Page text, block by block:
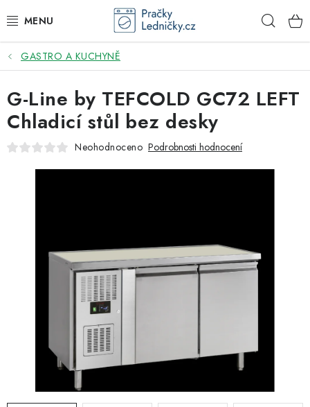
na
DODAVATEL
VESTAVNÉ SPOTŘEBIČE
VOLNĚ STOJÍCÍ SPOTŘEBIČE
DŘEZY A BATERIE
Doprava a platba
Garance nejnižší ceny
Montáže spotřebičů
GASTRO A KUCHYNĚ
G-Line by TEFCOLD GC72 LEFT
Chladicí stůl bez desky
Neohodnoceno Podrobnosti hodnocení